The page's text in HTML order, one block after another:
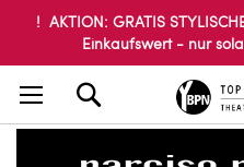
! AKTION: GRATIS
Einkaufswert - nur